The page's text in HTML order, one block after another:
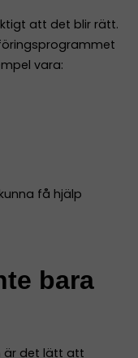
att det blir rätt.
vara:
få hjälp
bara
är det lätt att